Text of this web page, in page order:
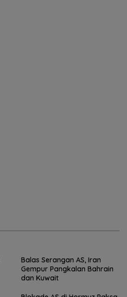
Balas Serangan AS, Iran
Gempur Pangkalan Bahrain
dan Kuwait